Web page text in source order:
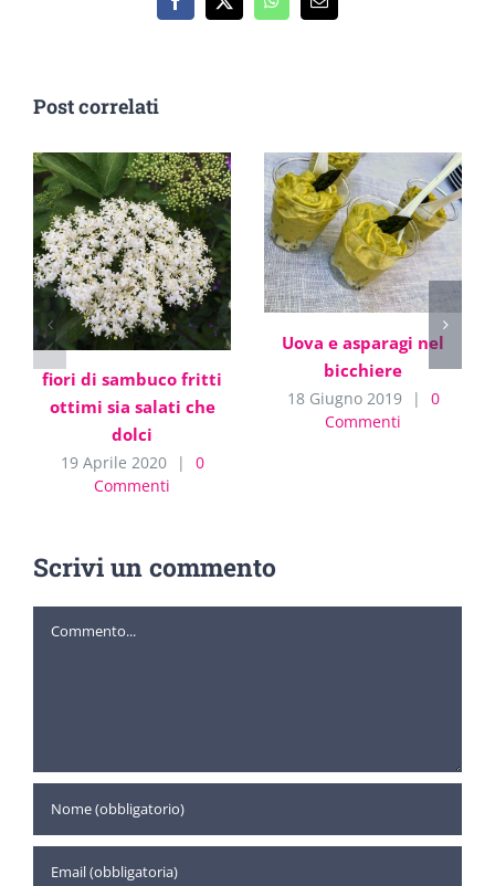
Facebook
X WhatsApp
Email
Post correlati
fiori di sambuco fritti
ottimi sia salati che
dolci
19 Aprile 2020 |
0
Commenti
Uova e asparagi nel
bicchiere
18 Giugno 2019 |
0
Commenti
Scrivi un commento
Commento